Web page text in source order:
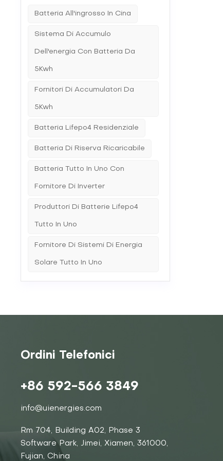
Batteria All'ingrosso In Cina
Sistema Di Accumulo
Dell'energia Con Batteria Da
5Kwh
Fornitori Di Accumulatori Da
5Kwh
Batteria Lifepo4 Residenziale
Batteria Di Riserva Ricaricabile
Batteria Tutto In Uno Con
Fornitore Di Inverter
Produttori Di Batterie Lifepo4
Tutto In Uno
Fornitore Di Sistemi Di Energia
Solare Tutto In Uno
Ordini Telefonici
+86 592-566 3849
info@uienergies.com
Rm 704, Building A02, Phase 3
Software Park, Jimei, Xiamen, 361000,
Fujian, China